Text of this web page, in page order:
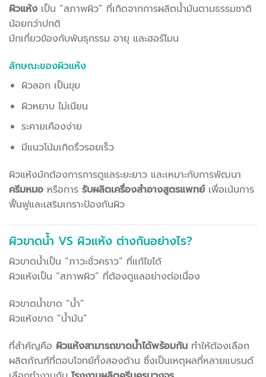
ผิวแห้ง เป็น “สภาพผิว” ที่เกิดจากการผลิตน้ำมันตามธรรมชาติ
น้อยกว่าปกติ
มักเกี่ยวข้องกับพันธุกรรม อายุ และฮอร์โมน
ลักษณะของผิวแห้ง
ผิวลอก เป็นขุย
ผิวหยาบ ไม่เนียน
ระคายเคืองง่าย
มีแนวโน้มเกิดริ้วรอยเร็ว
ผิวแห้งมักต้องการการดูแลระยะยาว และเหมาะกับการพัฒนา
ครีมหมอ หรือการ รับผลิตเครื่องสำอางสูตรแพทย์เพื่อเน้นการ
ฟื้นฟูและเสริมเกราะป้องกันผิว
ผิวขาดน้ำ VS ผิวแห้ง ต่างกันอย่างไร?
ผิวขาดน้ำเป็น “ภาวะชั่วคราว” ที่แก้ไขได้
ผิวแห้งเป็น “สภาพผิว” ที่ต้องดูแลอย่างต่อเนื่อง
ผิวขาดน้ำขาด “น้ำ”
ผิวแห้งขาด “น้ำมัน”
ที่สำคัญคือ ผิวแห้งสามารถขาดน้ำได้พร้อมกัน ทำให้ต้องเลือก
ผลิตภัณฑ์ที่ตอบโจทย์ทั้งสองด้าน ซึ่งเป็นเหตุผลที่หลายแบรนด์